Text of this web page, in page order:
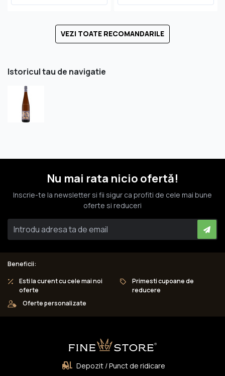
VEZI TOATE RECOMANDARILE
Istoricul tau de navigatie
Nu mai rata nicio ofertă!
Inscrie-te la newsletter si fii sigur ca profiti de cele mai bune
oferte si reduceri
Beneficii:
Esti la curent cu cele mai noi
oferte
Primesti cupoane de
reducere
Oferte personalizate
Depozit / Punct de ridicare